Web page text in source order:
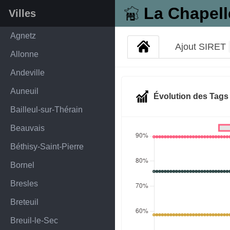
La
Villes
Agnetz
Allonne
Andeville
Auneuil
Bailleul-sur-Thérain
Beauvais
Béthisy-Saint-Pierre
Bornel
Bresles
Breteuil
Breuil-le-Sec
Ajout SIRET
Évolution des